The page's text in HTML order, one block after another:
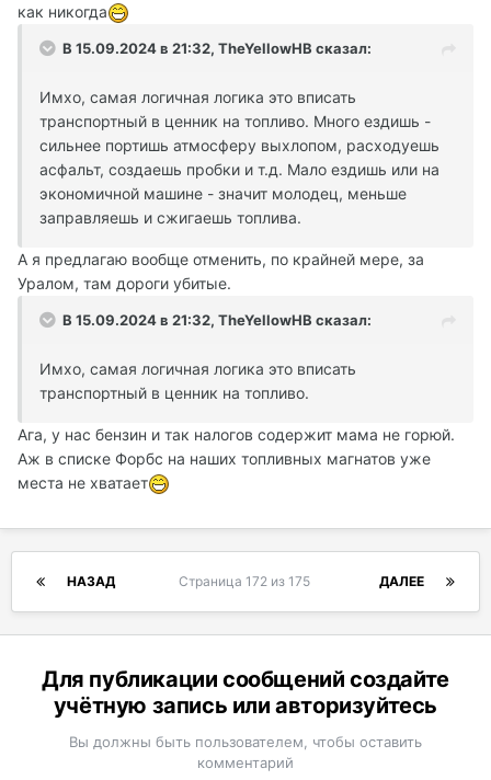
как никогда
В 15.09.2024 в 21:32, TheYellowHB сказал:
Имхо, самая логичная логика это вписать
транспортный в ценник на топливо. Много ездишь -
сильнее портишь атмосферу выхлопом, расходуешь
асфальт, создаешь пробки и т.д. Мало ездишь или на
экономичной машине - значит молодец, меньше
заправляешь и сжигаешь топлива.
А я предлагаю вообще отменить, по крайней мере, за
Уралом, там дороги убитые.
В 15.09.2024 в 21:32, TheYellowHB сказал:
Имхо, самая логичная логика это вписать
транспортный в ценник на топливо.
Ага, у нас бензин и так налогов содержит мама не горюй.
Аж в списке Форбс на наших топливных магнатов уже
места не хватает
НАЗАД ДАЛЕЕ
Страница 172 из 175
Для публикации сообщений создайте
учётную запись или авторизуйтесь
Вы должны быть пользователем, чтобы оставить
комментарий